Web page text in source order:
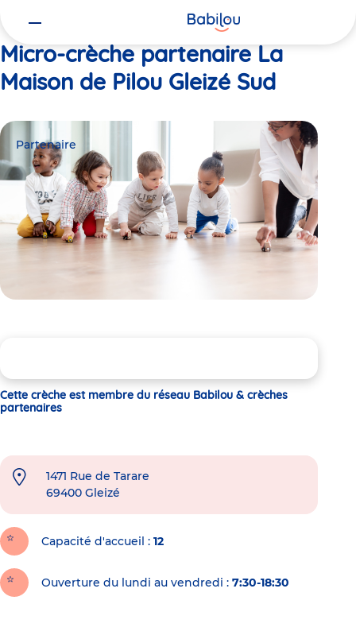
Micro-crèche partenaire La
Maison de Pilou Gleizé Sud
Partenaire
Cette crèche est membre du réseau Babilou & crèches
partenaires
1471 Rue de Tarare
69400 Gleizé
Capacité d'accueil 12
Ouverture du lundi au vendredi : 7:30-18:30